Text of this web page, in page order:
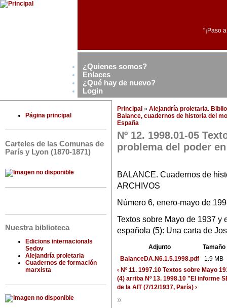
"¡Paso
¿Quienes somos?
Enlaces
¿Qué hay de nuevo?
Login
Página principal
Carteles de las Comunas de
París y Lyon (1870-1871)
Nuestra biblioteca
Edicions internacionals
Sedov
Alejandría proletaria
Cuadernos de formación
marxista
Principal » Alejandría proletaria.
Balance, cuadernos de historia del
España
Nº 12. 1998.01-05
problema del poder
BALANCE. Cuadernos de
ARCHIVOS
Número 6, enero-mayo de
Textos sobre Mayo de 1937
española (5): Una carta de
Adjunto
Tamaño
BalanceDA.N6.1.5.1998.pdf
1.9 MB
‹ Nº 11. 1997.10 Textos sobre Mayo
(4) arriba Nº 13. 1998.10 "El informe
de la AIT (7/12/1937, París) ›
»